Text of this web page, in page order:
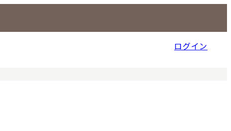
ログイン